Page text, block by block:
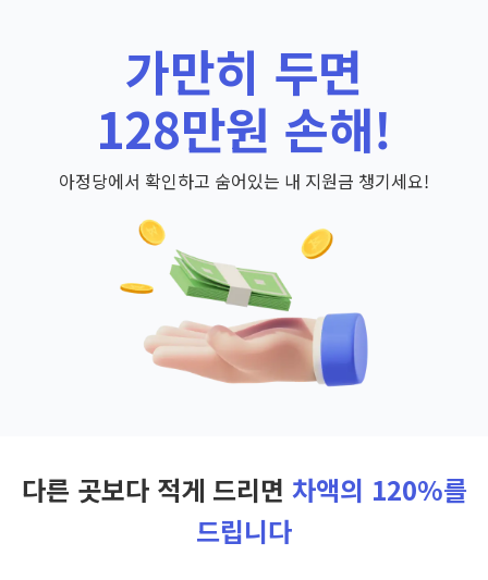
가만히 두면
128만원 손해!
아정당에서 확인하고 숨어있는 내 지원금 챙기세요!
다른 곳보다 적게 드리면 차액의 120%를
드립니다